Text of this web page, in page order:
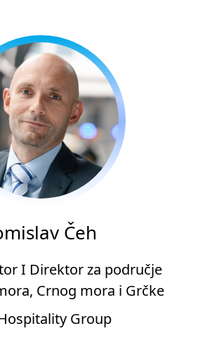
Čeh
I Direktor za područje
Crnog mora i Grčke
Group